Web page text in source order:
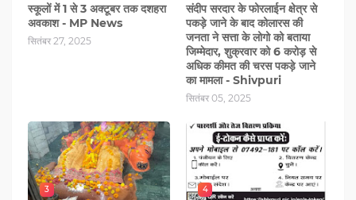
स्कूलों में 1 से 3 अक्टूबर तक दशहरा
अवकाश - MP News
सितंबर 27, 2025
संदीप सरदार के फोरलाईन क्षेत्र से
पकड़े जाने के बाद कोलारस की
जनता ने सत्ता के लोगो को बताया
जिम्मेदार, शुक्रवार को 6 करोड़ से
अधिक कीमत की चरस पकड़े जाने
का मामला - Shivpuri
सितंबर 05, 2025
3 4